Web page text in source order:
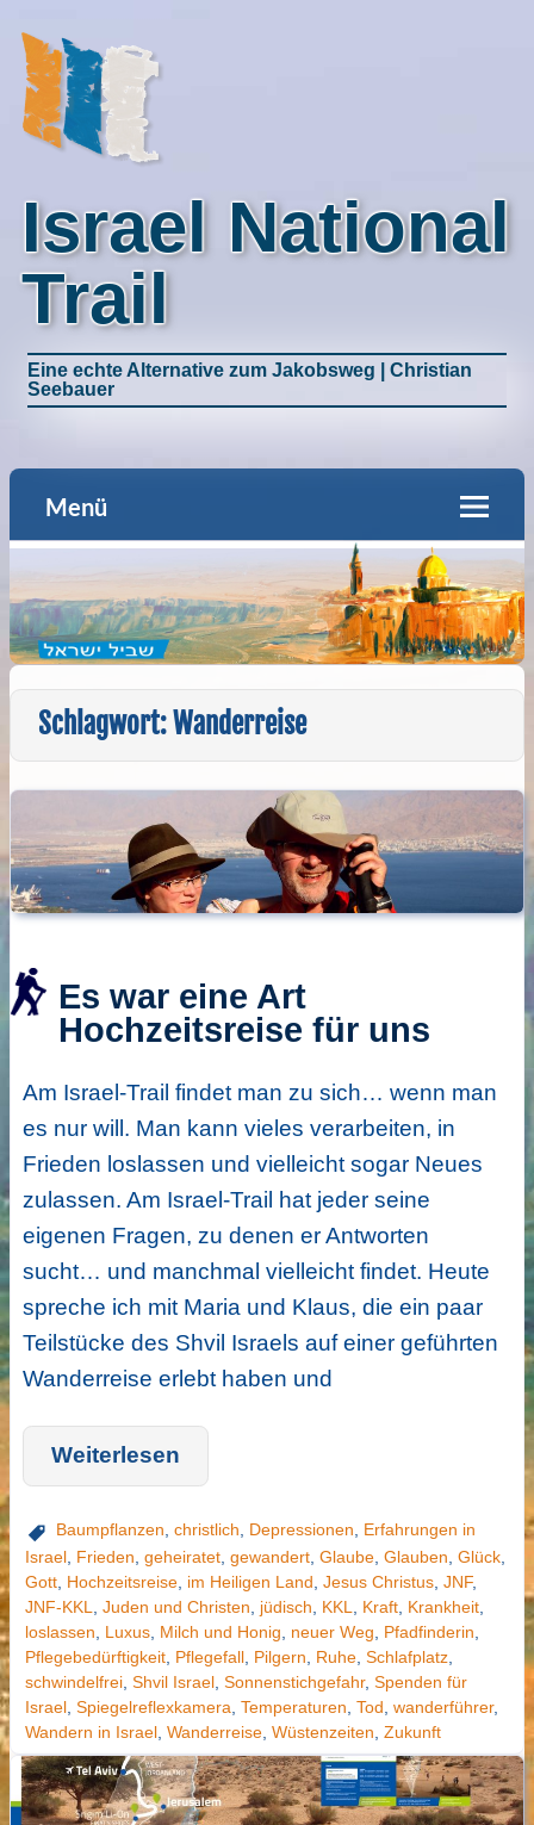
Israel National
Trail
Eine echte Alternative zum Jakobsweg | Christian
Seebauer
Menü
Schlagwort:Wanderreise
Es war eine Art
Hochzeitsreise für uns
Am Israel-Trail findet man zu sich… wenn man
es nur will. Man kann vieles verarbeiten, in
Frieden loslassen und vielleicht sogar Neues
zulassen. Am Israel-Trail hat jeder seine
eigenen Fragen, zu denen er Antworten
sucht… und manchmal vielleicht findet. Heute
spreche ich mit Maria und Klaus, die ein paar
Teilstücke des Shvil Israels auf einer geführten
Wanderreise erlebt haben und
Weiterlesen
Baumpflanzen, christlich, Depressionen, Erfahrungen in
Israel, Frieden geheiratet, gewandert, Glaube, Glauben Glück,
Gott, Hochzeitsreise, im Heiligen Land Jesus Christus, JNF,
JNF-KKL
Juden und Christen jüdisch KKL Kraft, Krankheit,
loslassen
Luxus, Milch und Honig neuer Weg Pfadfinderin
Pflegebedürftigkeit, Pflegefall, Pilgern Ruhe, Schlafplatz,
schwindelfrei, Shvil Israel, Sonnenstichgefahr, Spenden für
Israel, Spiegelreflexkamera Temperaturen Tod wanderführer,
Wandern in Israel, Wanderreise, Wüstenzeiten Zukunft